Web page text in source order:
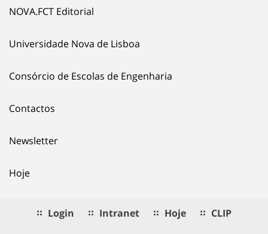
NOVA.FCT Editorial
Universidade Nova de Lisboa
Consórcio de Escolas de Engenharia
Contactos
Newsletter
Hoje
Login Intranet Hoje CLIP